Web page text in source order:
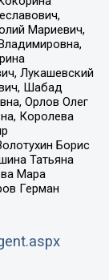
Мариевич,
Лукашевский
Шабад
Орлов Олег
Королева
Борис
Татьяна
Мара
Герман